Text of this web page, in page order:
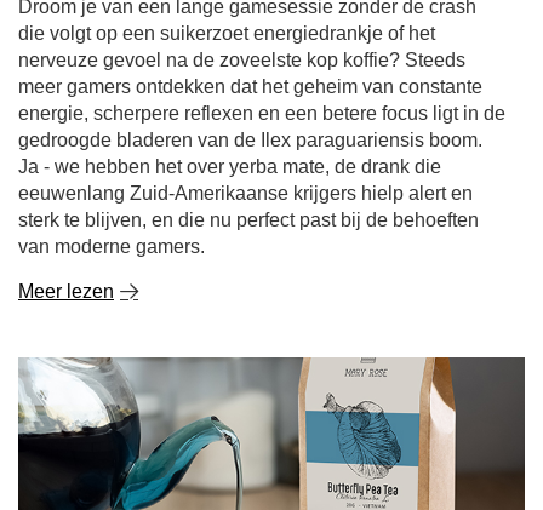
eeuwenlang Zuid-Amerikaanse krijgers hielp alert en
sterk te blijven, en die nu perfect past bij de behoeften
van moderne gamers.
Meer lezen